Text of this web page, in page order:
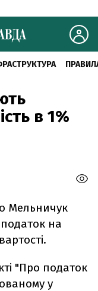
в 1%
Мельничук
на
"Про податок
у